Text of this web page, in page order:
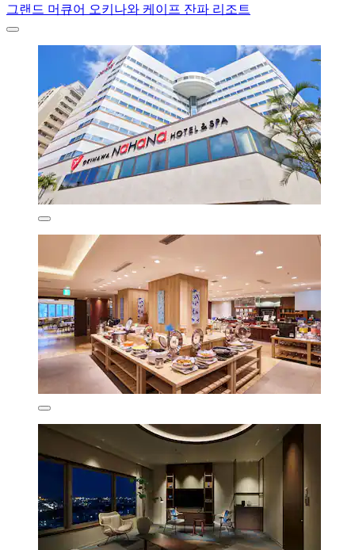
그랜드 머큐어 오키나와 케이프 잔파 리조트